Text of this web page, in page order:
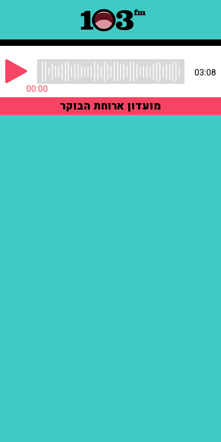
00:00
03:08
מועדון ארוחת הבוקר